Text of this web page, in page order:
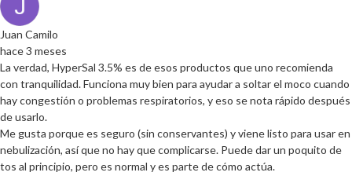
Juan Camilo
hace 3 meses
La verdad, HyperSal 3.5% es de esos productos que uno recomienda
con tranquilidad. Funciona muy bien para ayudar a soltar el moco cuando
hay congestión o problemas respiratorios, y eso se nota rápido después
de usarlo.
Me gusta porque es seguro (sin conservantes) y viene listo para usar en
nebulización, así que no hay que complicarse. Puede dar un poquito de
tos al principio, pero es normal y es parte de cómo actúa.